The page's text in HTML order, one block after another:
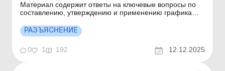
Материал содержит ответы на ключевые вопросы по
составлению, утверждению и применению графика
типичные практические ситуации. Больше по теме:
Определяем рабочий год, за который предоставляется
период ...
РАЗЪЯСНЕНИЕ
0 1 192 12.12.2025